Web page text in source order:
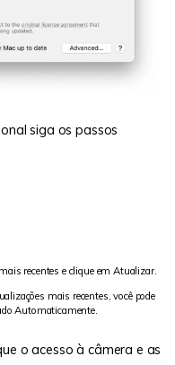
siga os passos
recentes e clique em Atualizar.
mais recentes, você pode
Automaticamente.
o acesso à câmera e as